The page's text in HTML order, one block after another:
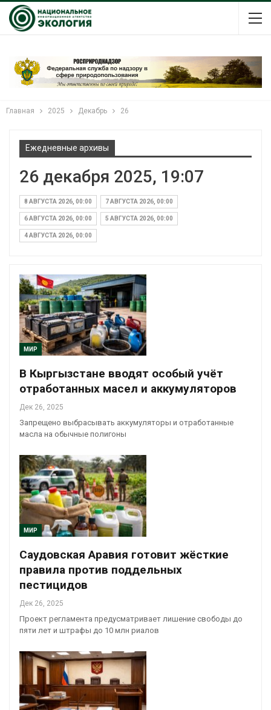
Главная 2025 Декабрь 26
Ежедневные архивы
26 декабря 2025, 19:07
8 АВГУСТА 2026, 00:00 7 АВГУСТА 2026, 00:00
6 АВГУСТА 2026, 00:00 5 АВГУСТА 2026, 00:00
4 АВГУСТА 2026, 00:00
МИР
В Кыргызстане вводят особый учёт
отработанных масел и аккумуляторов
Дек 26, 2025
Запрещено выбрасывать аккумуляторы и отработанные
масла на обычные полигоны
МИР
Саудовская Аравия готовит жёсткие
правила против поддельных
пестицидов
Дек 26, 2025
Проект регламента предусматривает лишение свободы до
пяти лет и штрафы до 10 млн риалов